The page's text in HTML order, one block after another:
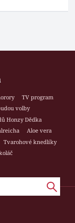
TV program
volby
Honzy Dědka
Aloe vera
Tvarohové knedlíky